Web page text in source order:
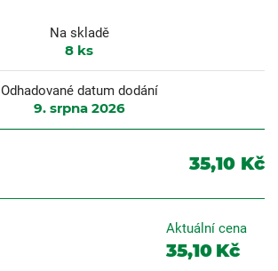
Na skladě
8 ks
Odhadované datum dodání
9. srpna 2026
35,10 Kč
Aktuální cena
35,10 Kč